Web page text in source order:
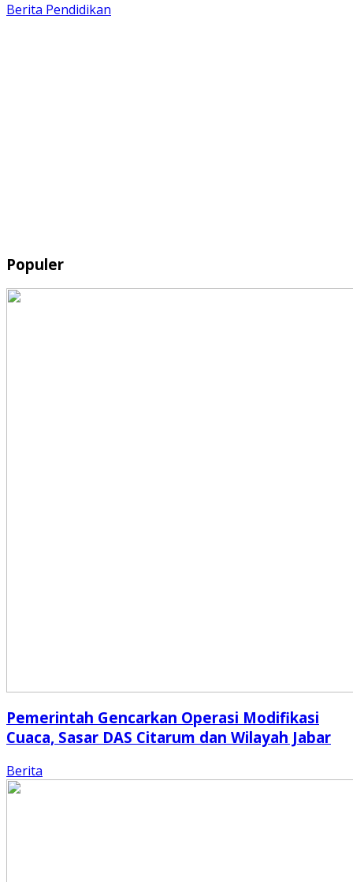
Berita Pendidikan
Populer
Pemerintah Gencarkan Operasi Modifikasi
Cuaca, Sasar DAS Citarum dan Wilayah Jabar
Berita